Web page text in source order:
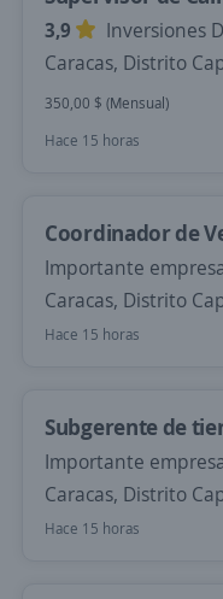
3,9
Inversiones
Caracas, Distrito
350,00 $ (Mensual)
Hace 15 horas
Coordinador de
Importante
Caracas, Distrito
Hace 15 horas
Subgerente de
Importante
Caracas, Distrito
Hace 15 horas